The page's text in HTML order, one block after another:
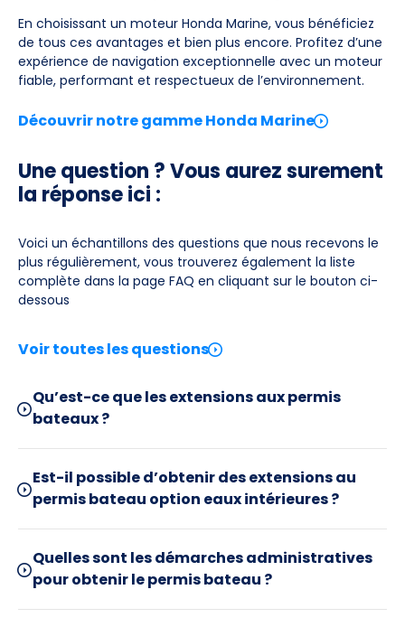
En choisissant un moteur Honda Marine, vous bénéficiez
de tous ces avantages et bien plus encore. Profitez d’une
expérience de navigation exceptionnelle avec un moteur
fiable, performant et respectueux de l’environnement.
Découvrir notre gamme Honda Marine
Une question ? Vous aurez surement
la réponse ici :
Voici un échantillons des questions que nous recevons le
plus régulièrement, vous trouverez également la liste
complète dans la page FAQ en cliquant sur le bouton ci-
dessous
Voir toutes les questions
Qu’est-ce que les extensions aux permis
bateaux ?
Est-il possible d’obtenir des extensions au
permis bateau option eaux intérieures ?
Quelles sont les démarches administratives
pour obtenir le permis bateau ?